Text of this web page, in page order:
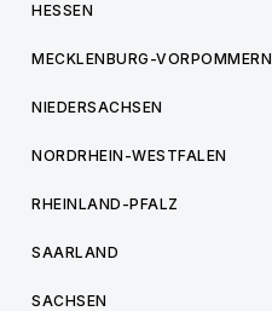
HESSEN
MECKLENBURG-VORPOMMERN
NIEDERSACHSEN
NORDRHEIN-WESTFALEN
RHEINLAND-PFALZ
SAARLAND
SACHSEN